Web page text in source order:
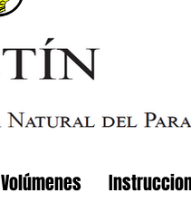
Volúmenes